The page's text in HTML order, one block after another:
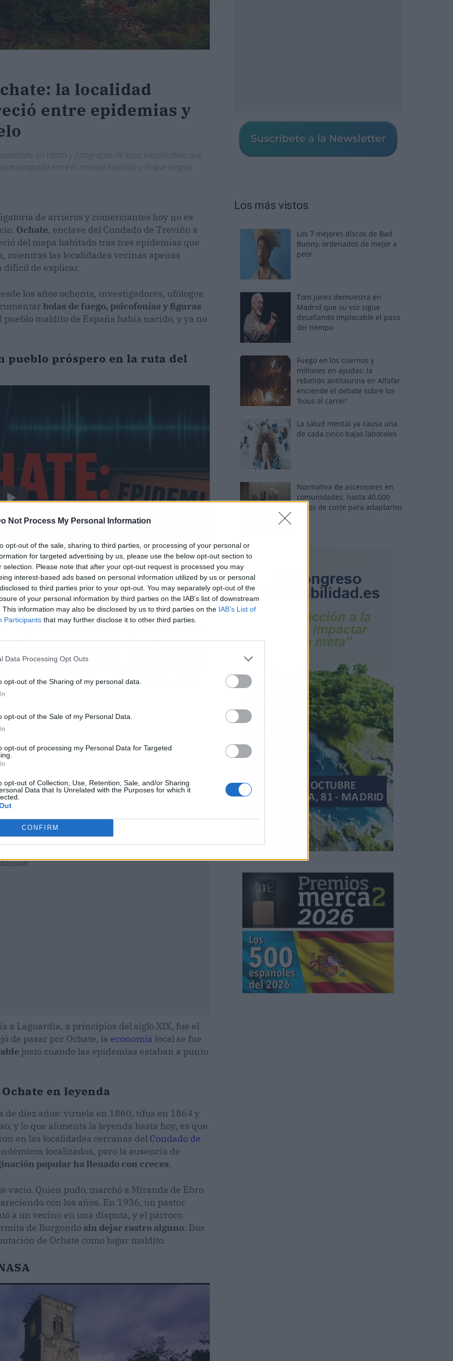
Not Process My Personal Information
opt-out of the sale, sharing to third parties, or processing of your personal or
for targeted advertising by us, please use the below opt-out section to
selection. Please note that after your opt-out request is processed you may
interest-based ads based on personal information utilized by us or personal
to third parties prior to your opt-out. You may separately opt-out of the
of your personal information by third parties on the IAB’s list of downstream
This information may also be disclosed by us to third parties on the IAB’s List of
Participants that may further disclose it to other third parties.
Data Processing Opt Outs
opt-out of the Sharing of my personal data.
opt-out of the Sale of my Personal Data.
opt-out of processing my Personal Data for Targeted
opt-out of Collection, Use, Retention, Sale, and/or Sharing
Data that Is Unrelated with the Purposes for which it
CONFIRM
la localidad
entre epidemias y
sin rastro y fotografías de luces inexplicables que
atrapada entre la crónica histórica y lo que ningún
de arrieros y comerciantes hoy no es
Ochate, enclave del Condado de Treviño a
del mapa habitado tras tres epidemias que
mientras las localidades vecinas apenas
difícil de explicar.
los años ochenta, investigadores, ufólogos
bolas de fuego, psicofonías y figuras
maldito de España había nacido, y ya no
pueblo próspero en la ruta del
primero su esplendor. Ochate fue durante
Vino y del Pescado, el camino que unía la
vascos cargaban sus mulas con pescado en
y vino.
en el siglo XVI, cuya torre solitaria es hoy el
a Laguardia, a principios del siglo XIX, fue el
de pasar por Ochate, la economía local se fue
justo cuando las epidemias estaban a punto
en leyenda
de diez años: viruela en 1860, tifus en 1864 y
y lo que alimenta la leyenda hasta hoy, es que
en las localidades cercanas del Condado de
localizados, pero la ausencia de
popular ha llenado con creces.
vacío. Quien pudo, marchó a Miranda de Ebro
con los años. En 1936, un pastor
a un vecino en una disputa, y el párroco
de Burgondo sin dejar rastro alguno. Dos
de Ochate como lugar maldito.
Los más vistos
Los 7 mejores discos de Bad
Bunny, ordenados de mejor a
peor
Tom Jones demuestra en
Madrid que su voz sigue
desafiando implacable el paso
del tiempo
Fuego en los cuernos y
millones en ayudas: la
rebelión antitaurina en Alfafar
enciende el debate sobre los
'bous al carrer'
La salud mental ya causa una
de cada cinco bajas laborales
Normativa de ascensores en
comunidades: hasta 40.000
euros de coste para adaptarlos